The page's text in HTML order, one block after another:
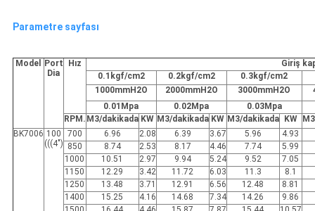
Parametre sayfası
Model
Port
Dia
Hız
Giriş
0.1kgf/cm2
0.2kgf/cm2
0.3kgf/cm2
1000mmH2O
2000mmH2O 3000mmH2O
0.01Mpa
0.02Mpa
0.03Mpa
RPM. M3/dakikada KW M3/dakikada KW M3/dakikada KW
BK7006 100
(((4")
700 6.96 2.08 6.39 3.67 5.96
4.93
850
8.74 2.53 8.17 4.46 7.74
5.99
1000
10.51 2.97 9.94 5.24 9.52
7.05
1150
12.29 3.42 11.72 6.03 11.3
8.1
1250
13.48 3.71 12.91 6.56 12.48
8.81
1400
15.25 4.16 14.68 7.34 14.26
9.86